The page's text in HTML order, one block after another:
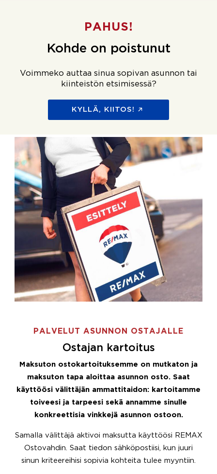
PAHUS!
Kohde on poistunut
Voimmeko auttaa sinua sopivan asunnon tai
kiinteistön etsimisessä?
KYLLÄ, KIITOS!
PALVELUT ASUNNON OSTAJALLE
Ostajan kartoitus
Maksuton ostokartoituksemme on mutkaton ja
maksuton tapa aloittaa asunnon osto. Saat
käyttöösi välittäjän ammattitaidon: kartoitamme
toiveesi ja tarpeesi sekä annamme sinulle
konkreettisia vinkkejä asunnon ostoon.
Samalla välittäjä aktivoi maksutta käyttöösi REMAX
Ostovahdin. Saat tiedon sähköpostiisi, kun juuri
sinun kriteereihisi sopivia kohteita tulee myyntiin.